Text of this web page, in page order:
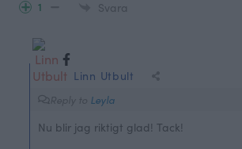
1 Svara
Linn Utbult
Reply to Leyla
Nu blir jag riktigt glad! Tack!